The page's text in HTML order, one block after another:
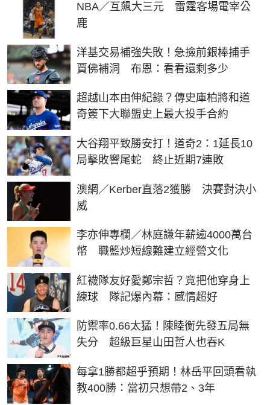
NBA／互飆大三元 雷霆客場電宰公
鹿
洋基交易補強失敗！急撿前銀棒捕手
賈佛補洞 布恩：看看還剩多少
超越山本由伸紀錄？傳史庫柏將和道
奇簽下大聯盟史上最大投手合約
大谷翔平致勝安打！道奇2：1延長10
局擊敗響尾蛇 終止近期7連敗
澳網／Kerber直落2獲勝 決賽對決小
威
李亦伸專欄／林庭謙年薪逾4000萬台
幣 職籃炒短線難建立經營文化
紅襪隊友好愛鄭宗哲？竟把他穿身上
練球 隊記爆內幕：感情超好
防禦率0.66太猛！陳睦衡先發五局無
失分 超級巨星山田哲人也吞K
每拿1勝都超乎預期！林岳平回頭看執
教400勝：當初只想帶2、3年